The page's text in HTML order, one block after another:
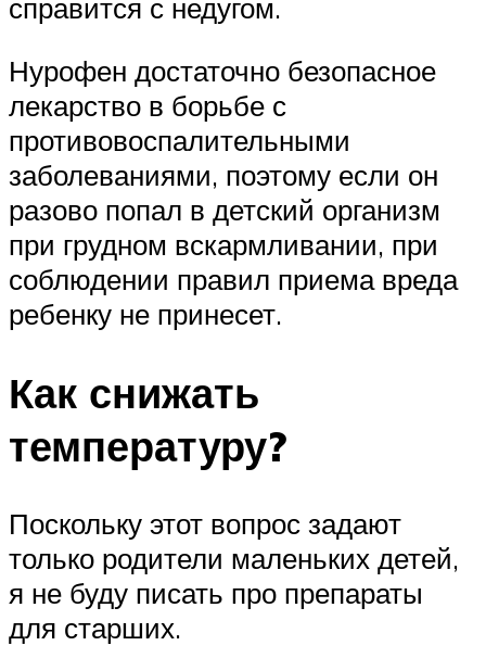
справится с недугом.
Нурофен достаточно безопасное
лекарство в борьбе с
противовоспалительными
заболеваниями, поэтому если он
разово попал в детский организм
при грудном вскармливании, при
соблюдении правил приема вреда
ребенку не принесет.
Как снижать
температуру?
Поскольку этот вопрос задают
только родители маленьких детей,
я не буду писать про препараты
для старших.